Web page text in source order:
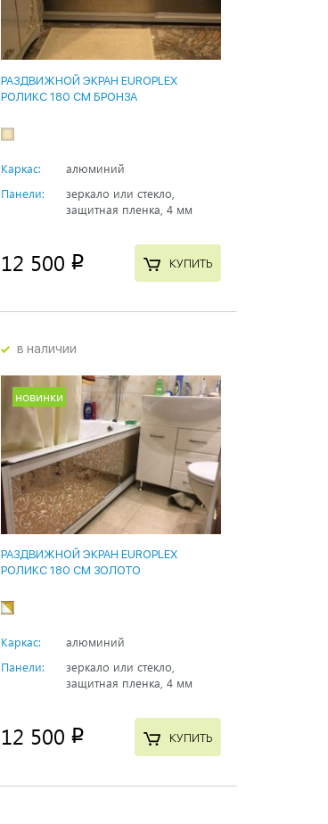
РАЗДВИЖНОЙ ЭКРАН EUROPLEX
РОЛИКС 180 СМ БРОНЗА
Каркас:
алюминий
Панели:
зеркало или стекло,
защитная пленка, 4 мм
12 500 p КУПИТЬ
в наличии
новинки
РАЗДВИЖНОЙ ЭКРАН EUROPLEX
РОЛИКС 180 СМ ЗОЛОТО
Каркас:
алюминий
Панели:
зеркало или стекло,
защитная пленка, 4 мм
12 500 p КУПИТЬ